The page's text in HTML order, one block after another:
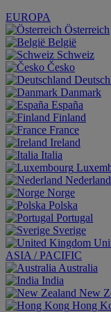
EUROPA
Österreich
België
Schweiz
Česko
Danmark
España
Finland
France
Ireland
Italia
Nederland
Norge
Polska
Portugal
Sverige
ASIA / PACIFIC
Australia
India
New
Hong